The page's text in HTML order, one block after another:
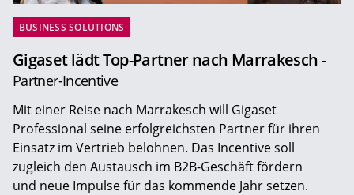
BUSINESS SOLUTIONS
Gigaset lädt Top-Partner nach Marrakesch -
Partner-Incentive
Mit einer Reise nach Marrakesch will Gigaset
Professional seine erfolgreichsten Partner für ihren
Einsatz im Vertrieb belohnen. Das Incentive soll
zugleich den Austausch im B2B-Geschäft fördern
und neue Impulse für das kommende Jahr setzen.